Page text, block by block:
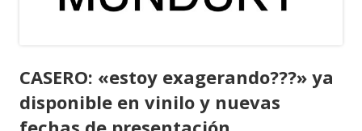
CASERO: «estoy exagerando???» ya
disponible en vinilo y nuevas